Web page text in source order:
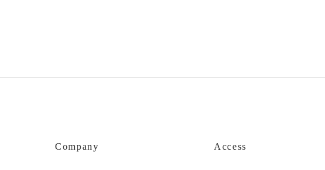
Company Access